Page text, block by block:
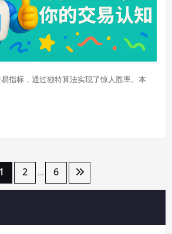
指标，通过独特算法实现了惊人胜率。本
1 2 … 6